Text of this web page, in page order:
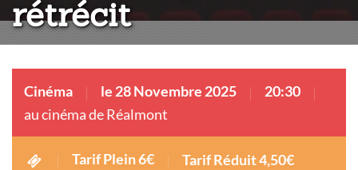
rétrécit
Cinéma le 28 Novembre 2025
20:30
au cinéma de Réalmont
Tarif Plein 6€ Tarif Réduit 4,50€